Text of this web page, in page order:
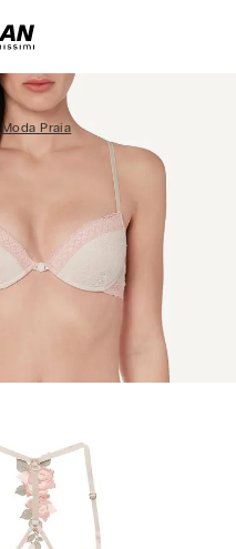
Moda Praia